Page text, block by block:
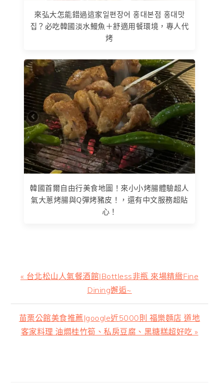
來弘大怎能錯過這家일편장어 홍대본점 홍대맛
집？必吃韓國淡水鰻魚＋舒適用餐環境，專人代
烤
韓國首爾自由行美食地圖！來小小烤腸體驗超人
氣大蔥烤腸與Q彈烤豬皮！，還有中文服務超貼
心！
上
篇
文
章:
« 台北松山人氣餐酒館|Bottless非瓶 來場精緻Fine
Dining邂逅~
下
一
苗栗公館美食推薦|google近5000則 福樂麵店 道地
客家料理 油燜桂竹筍、私房豆腐、黑糖糕超好吃 »